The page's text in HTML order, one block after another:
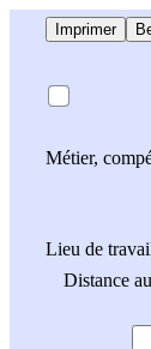
Imprimer
Métier,
Lieu de
Distance